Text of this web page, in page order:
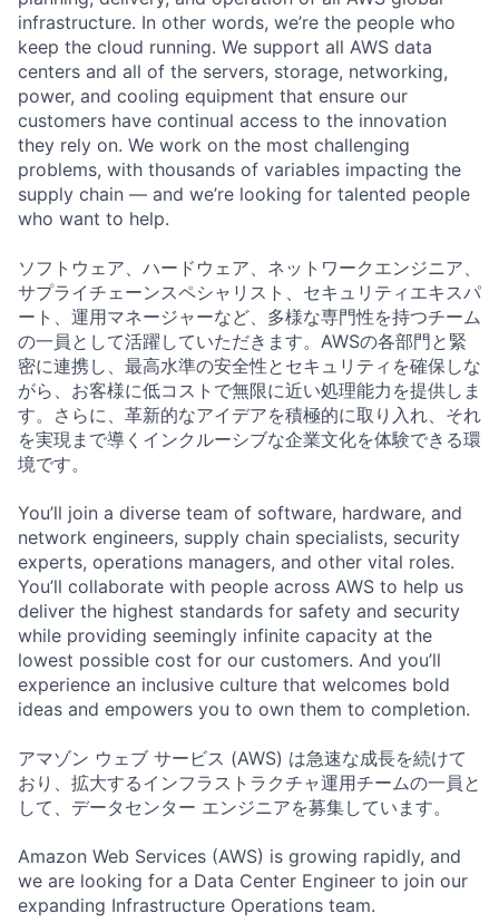
infrastructure. In other words, we’re the people who
keep the cloud running. We support all AWS data
centers and all of the servers, storage, networking,
power, and cooling equipment that ensure our
customers have continual access to the innovation
they rely on. We work on the most challenging
problems, with thousands of variables impacting the
supply chain — and we’re looking for talented people
who want to help.
ソフトウェア、ハードウェア、ネットワークエンジニア、
サプライチェーンスペシャリスト、セキュリティエキスパ
ート、運用マネージャーなど、多様な専門性を持つチーム
の一員として活躍していただきます。AWSの各部門と緊
密に連携し、最高水準の安全性とセキュリティを確保しな
がら、お客様に低コストで無限に近い処理能力を提供しま
す。さらに、革新的なアイデアを積極的に取り入れ、それ
を実現まで導くインクルーシブな企業文化を体験できる環
境です。
You’ll join a diverse team of software, hardware, and
network engineers, supply chain specialists, security
experts, operations managers, and other vital roles.
You’ll collaborate with people across AWS to help us
deliver the highest standards for safety and security
while providing seemingly infinite capacity at the
lowest possible cost for our customers. And you’ll
experience an inclusive culture that welcomes bold
ideas and empowers you to own them to completion.
アマゾン ウェブ サービス (AWS) は急速な成長を続けて
おり、拡大するインフラストラクチャ運用チームの一員と
して、データセンター エンジニアを募集しています。
Amazon Web Services (AWS) is growing rapidly, and
we are looking for a Data Center Engineer to join our
expanding Infrastructure Operations team.